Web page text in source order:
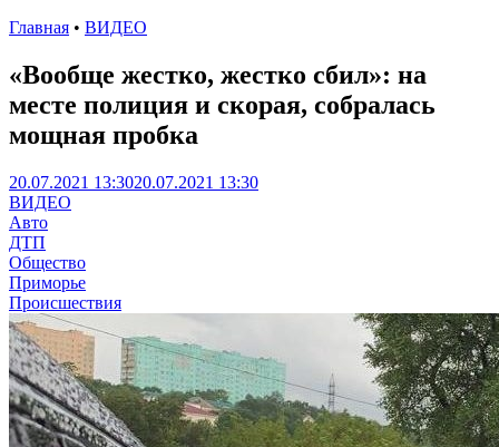
Главная • ВИДЕО
«Вообще жестко, жестко сбил»: на
месте полиция и скорая, собралась
мощная пробка
20.07.2021 13:3020.07.2021 13:30
ВИДЕО
Авто
ДТП
Общество
Приморье
Происшествия